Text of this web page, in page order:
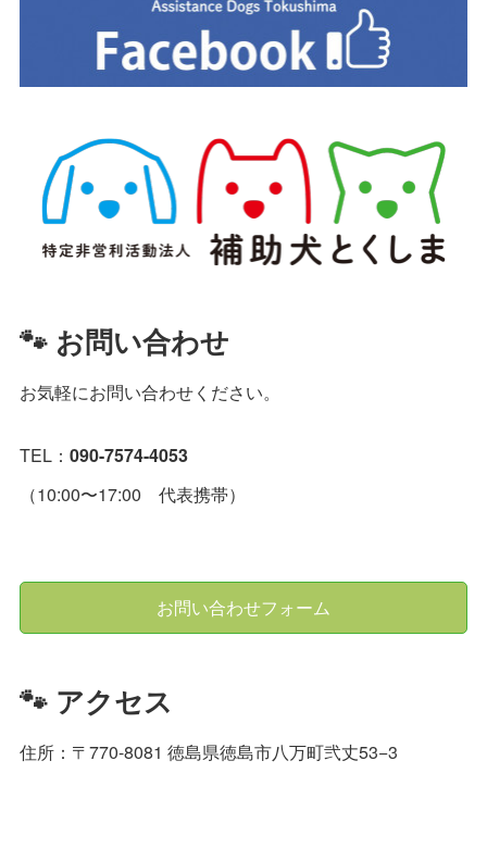
🐾 お問い合わせ
お気軽にお問い合わせください。
TEL：090-7574-4053
（10:00〜17:00 代表携帯）
お問い合わせフォーム
🐾 アクセス
住所：〒770-8081 徳島県徳島市八万町弐丈53−3